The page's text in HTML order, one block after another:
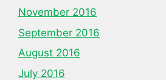
November 2016
September 2016
August 2016
July 2016